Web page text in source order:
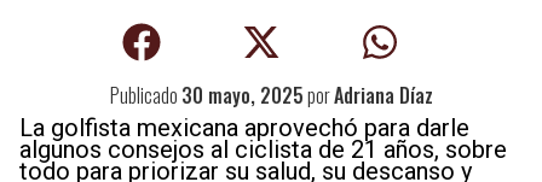
Publicado 30 mayo, 2025porAdriana Díaz
La golfista mexicana aprovechó para darle
algunos consejos al ciclista de 21 años, sobre
todo para priorizar su salud, su descanso y